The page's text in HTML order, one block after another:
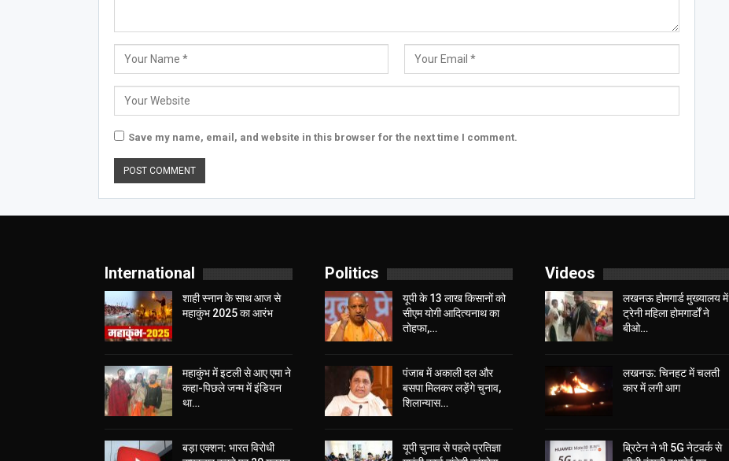
Save my name, email, and website in this browser for the next time I comment.
International
शाही स्नान के साथ आज से
महाकुंभ 2025 का आरंभ
महाकुंभ में इटली से आए एमा ने
कहा-पिछले जन्म में इंडियन
था…
बड़ा एक्शन: भारत विरोधी
Politics
यूपी के 13 लाख किसानों को
सीएम योगी आद‍ित्‍यनाथ का
तोहफा,…
पंजाब में अकाली दल और
बसपा मिलकर लड़ेंगे चुनाव,
शिलान्यास…
यूपी चुनाव से पहले प्रतिज्ञा
Videos
लखनऊ होमगार्ड मुख्यालय में
ट्रेनी महिला होमगार्डों ने
बीओ…
लखनऊ: चिनहट में चलती
कार में लगी आग
ब्रिटेन ने भी 5G नेटवर्क से